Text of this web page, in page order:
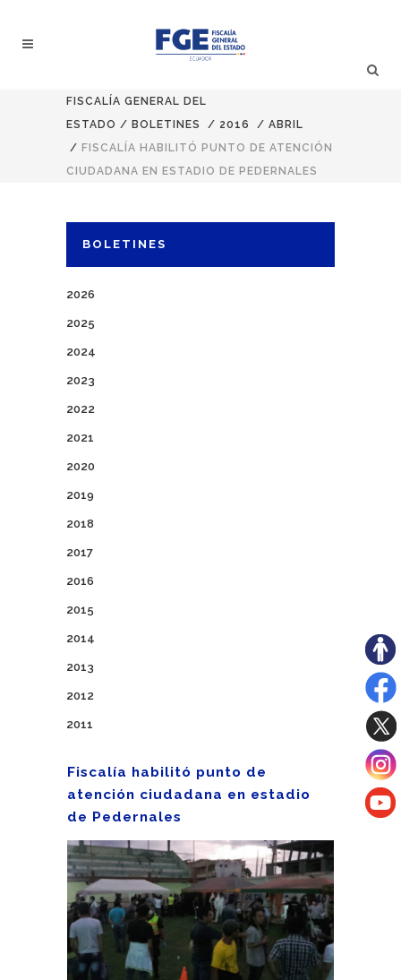
FISCALÍA GENERAL DEL
ESTADO / BOLETINES / 2016 / ABRIL
/ FISCALÍA HABILITÓ PUNTO DE ATENCIÓN
CIUDADANA EN ESTADIO DE PEDERNALES
BOLETINES
2026
2025
2024
2023
2022
2021
2020
2019
2018
2017
2016
2015
2014
2013
2012
2011
Fiscalía habilitó punto de
atención ciudadana en estadio
de Pedernales